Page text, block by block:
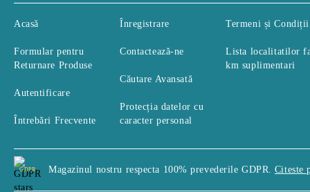
Acasă
Formular pentru
Returnare Produse
Autentificare
Întrebări Frecvente
Înregistrare
Contactează-ne
Căutare Avansată
Protecția datelor cu
caracter personal
Termeni și Condiții
Lista localitatilor
km suplimentari
GDPR Magazinul nostru respecta 100% prevederile GDPR. Citeste